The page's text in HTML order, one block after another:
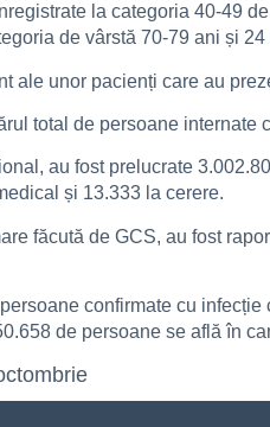
la categoria 40-49
de vârstă 70-79 ani și
ale unor pacienți care au
total de persoane
au fost prelucrate
și 13.333 la cerere.
făcută de GCS, au fost
confirmate cu
de persoane se află în